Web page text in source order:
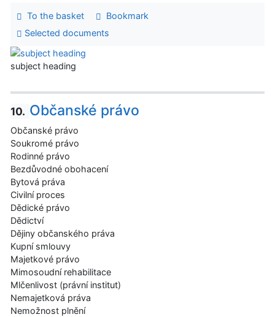
To the basket
Bookmark
Selected documents
subject heading
10. Občanské právo
Občanské právo
Soukromé právo
Rodinné právo
Bezdůvodné obohacení
Bytová práva
Civilní proces
Dědické právo
Dědictví
Dějiny občanského práva
Kupní smlouvy
Majetkové právo
Mimosoudní rehabilitace
Mlčenlivost (právní institut)
Nemajetková práva
Nemožnost plnění